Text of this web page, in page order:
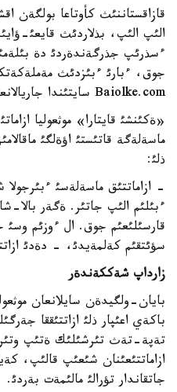
قازاقستاننئث كأوتاعا بولگةن
الئپ الئپ، بذلاردئث قايعئ-
ءسذرئپ جذرگةندةردئ دة
جوق، ءبارئ ءبئزدئث
Baiolke.com سايتئندا جاريالانعان مالئمةتتة.
«ةكئنشئ قايتارا» موثعوليا
ماسةلةگة قاتئستئ اؤةلگئ
ذلئ:
- ازاماتتئق ماسةلةسئ ءبئرجولا
ءبئلئم الئپ جاتئر. ةگةر بالا-
قارسئلئعئم جوق. ال ءوزئم وسئ
سؤئتقئم كةلمةيدئ، - دةدئ
زارداپ شةككةندةر
بايان-ولگيدةن سايلانعان
باكةي اعئپار ذلئ ازاتتئققا
تةپة-تةث تئرشئلئك ةتئپ
ازاماتتئعئنان شئعئپ قالئپ،
جاتقاندار تؤرالئ مالئمةت بةردئ.